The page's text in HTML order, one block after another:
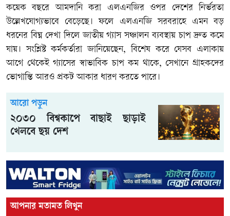
কয়েক বছরে আমদানি করা এলএনজির ওপর দেশের নির্ভরতা
উল্লেখযোগ্যভাবে বেড়েছে। ফলে এলএনজি সরবরাহে এমন বড়
ধরনের বিঘ্ন দেখা দিলে জাতীয় গ্যাস সঞ্চালন ব্যবস্থায় চাপ দ্রুত কমে
যায়। সংশ্লিষ্ট কর্মকর্তারা জানিয়েছেন, বিশেষ করে যেসব এলাকায়
আগে থেকেই গ্যাসের স্বাভাবিক চাপ কম থাকে, সেখানে গ্রাহকদের
ভোগান্তি আরও প্রকট আকার ধারণ করতে পারে।
আরো পড়ুন
২০৩০ বিশ্বকাপে বাছাই ছাড়াই
খেলবে ছয় দেশ
আপনার মতামত লিখুন